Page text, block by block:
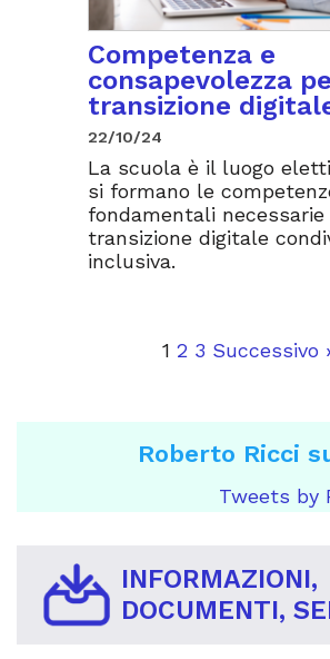
Competenza e
consapevolezza
transizione
22/10/24
La scuola è il luogo
si formano le
fondamentali necessarie
transizione digitale
inclusiva.
1 2 3 Successivo
Roberto Ricci
Tweets by
INFORMAZIONI,
DOCUMENTI,